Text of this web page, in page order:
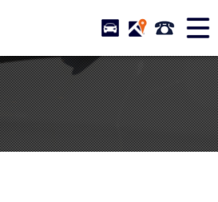
TUCグループ BMW専門 船
STOCK ACCESS 047-
在庫リスト
店舗紹介
アクセスマップ